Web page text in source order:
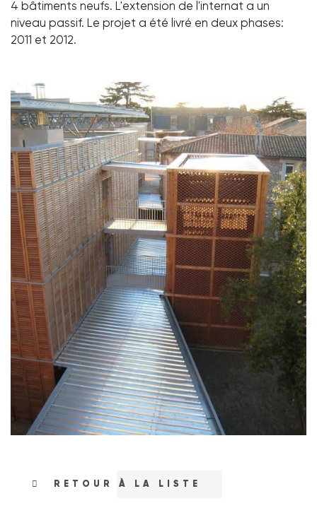
4 bâtiments neufs. L'extension de l'internat a un
niveau passif. Le projet a été livré en deux phases:
2011 et 2012.
RETOUR À LA LISTE